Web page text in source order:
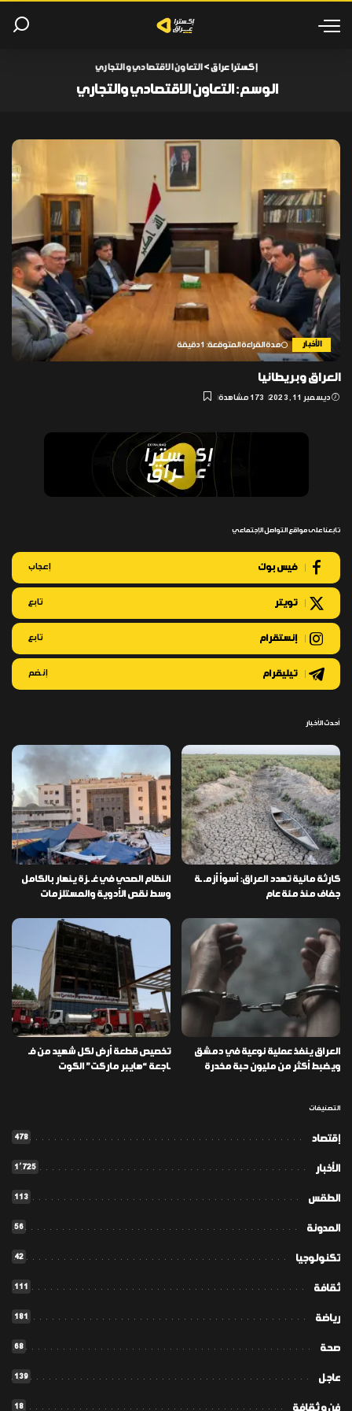
إكسترا عراق>التعاون الاقتصادي والتجاري
الوسم:التعاون الاقتصادي والتجاري
الأخبار مدة القراءة المتوقعة: 1 دقيقة
العراق وبريطانيا
ديسمبر 11, 2023 173 مشاهدة
تابعنا على مواقع التواصل الإجتماعي
فيس بوك إعجاب
تويتر تابع
إنستقرام تابع
تيليقرام إنضم
أحدث الأخبار
كارثة مائية تهدد العراق: أسوأ أزمـ ـة
جفاف منذ مئة عام
النظام الصحي في غـ ـزة ينهار بالكامل
وسط نقص الأدوية والمستلزمات
العراق ينفذ عملية نوعية في دمشق
ويضبط أكثر من مليون حبة مخدرة
تخصيص قطعة أرض لكل شهيد من فـ
ـاجعة “هايبر ماركت” الكوت
التصنيفات
إقتصاد 478
الأخبار 1٬725
الطقس 113
المدونة 56
تكنولوجيا 42
ثقافة 111
رياضة 181
صحة 68
عاجل 139
فن و ثقافة 18